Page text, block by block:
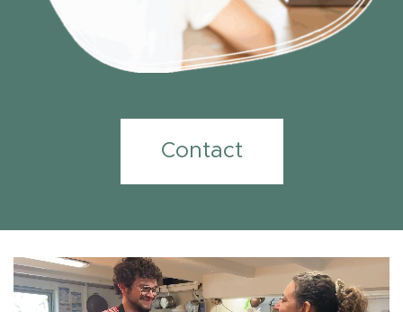
Contact
Lecteur
vidéo